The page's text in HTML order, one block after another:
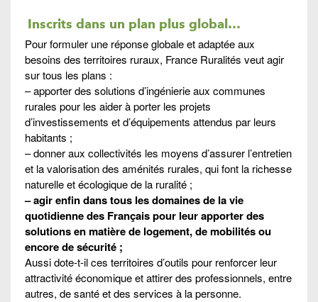
Inscrits dans un plan plus global…
Pour formuler une réponse globale et adaptée aux
besoins des territoires ruraux, France Ruralités veut agir
sur tous les plans :
– apporter des solutions d’ingénierie aux communes
rurales pour les aider à porter les projets
d’investissements et d’équipements attendus par leurs
habitants ;
– donner aux collectivités les moyens d’assurer l’entretien
et la valorisation des aménités rurales, qui font la richesse
naturelle et écologique de la ruralité ;
– agir enfin dans tous les domaines de la vie
quotidienne des Français pour leur apporter des
solutions en matière de logement, de mobilités ou
encore de sécurité ;
Aussi dote-t-il ces territoires d’outils pour renforcer leur
attractivité économique et attirer des professionnels, entre
autres, de santé et des services à la personne.